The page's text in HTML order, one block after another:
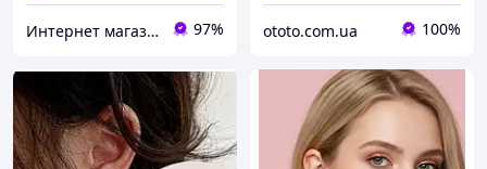
Интернет магазин аксессуаров АЛЬПАКА 97% ototo.com.ua 100%